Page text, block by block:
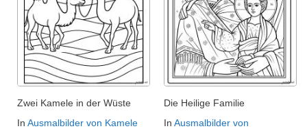
Zwei Kamele in der Wüste
In Ausmalbilder von Kamele
Die Heilige Familie
In Ausmalbilder von